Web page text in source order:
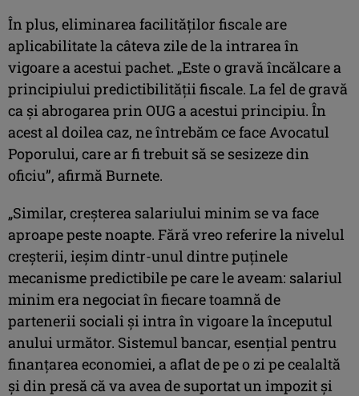
În plus, eliminarea facilităţilor fiscale are
aplicabilitate la câteva zile de la intrarea în
vigoare a acestui pachet. „Este o gravă încălcare a
principiului predictibilităţii fiscale. La fel de gravă
ca şi abrogarea prin OUG a acestui principiu. În
acest al doilea caz, ne întrebăm ce face Avocatul
Poporului, care ar fi trebuit să se sesizeze din
oficiu”, afirmă Burnete.
„Similar, creşterea salariului minim se va face
aproape peste noapte. Fără vreo referire la nivelul
creşterii, ieşim dintr-unul dintre puţinele
mecanisme predictibile pe care le aveam: salariul
minim era negociat în fiecare toamnă de
partenerii sociali şi intra în vigoare la începutul
anului următor. Sistemul bancar, esenţial pentru
finanţarea economiei, a aflat de pe o zi pe cealaltă
şi din presă că va avea de suportat un impozit şi